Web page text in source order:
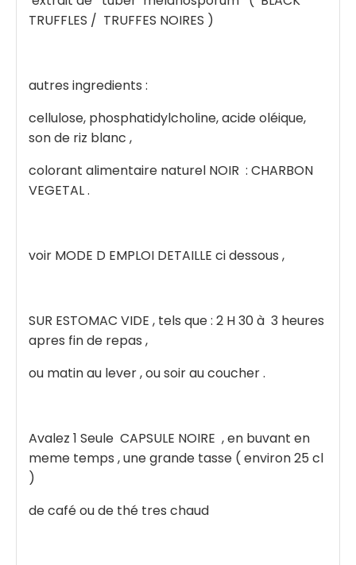
TRUFFLES / TRUFFES NOIRES )
autres ingredients :
cellulose, phosphatidylcholine, acide oléique,
son de riz blanc ,
colorant alimentaire naturel NOIR : CHARBON
VEGETAL .
voir MODE D EMPLOI DETAILLE ci dessous ,
SUR ESTOMAC VIDE , tels que : 2 H 30 à 3 heures
apres fin de repas ,
ou matin au lever , ou soir au coucher .
Avalez 1 Seule CAPSULE NOIRE , en buvant en
meme temps , une grande tasse ( environ 25 cl
)
de café ou de thé tres chaud